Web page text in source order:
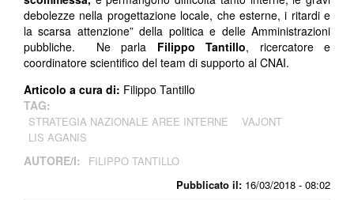
Pubblicato il: 16/03/2018 - 08:02
debolezze nella progettazione locale, che esterne, i ritardi e
la scarsa attenzione” della politica e delle Amministrazioni
pubbliche. Ne parla Filippo Tantillo, ricercatore e
coordinatore scientifico del team di supporto al CNAI.
Articolo a cura di: Filippo Tantillo
TAG:
STRATEGIA NAZIONALE AREE INTERNE
VAJONT
LIS AGANIS
AUTORE/I: FILIPPO TANTILLO